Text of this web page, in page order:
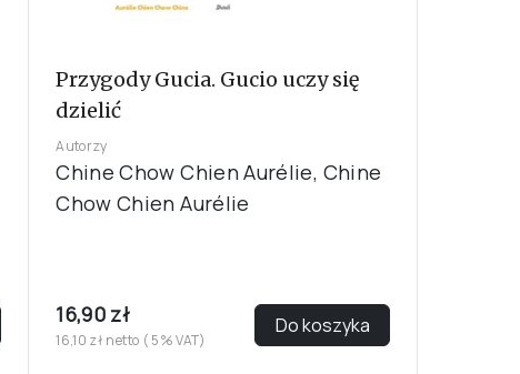
Przygody Gucia. Gucio uczy się
dzielić
Autorzy
Chine Chow Chien Aurélie, Chine
Chow Chien Aurélie
16,90 zł
16,10 zł netto ( 5% VAT)
Do koszyka